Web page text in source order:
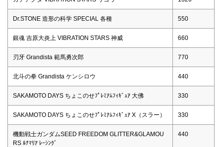
Dr.STONE 造形の科学 SPECIAL 各種 550
銀魂 吉原大炎上 VIBRATION STARS 神威 660
刃牙 Grandista 範馬勇次郎 770
北斗の拳 Grandista ケンシロウ 440
SAKAMOTO DAYS ちょこのせﾌﾟﾚﾐｱﾑﾌｨｷﾞｭｱ 大佛 330
SAKAMOTO DAYS ちょこのせﾌﾟﾚﾐｱﾑﾌｨｷﾞｭｱ X（スラー） 330
機動戦士ガンダムSEED FREEDOM GLITTER&GLAMOU
RS ﾙﾅﾏﾘｱ ﾚｰｼﾝｸﾞ
440